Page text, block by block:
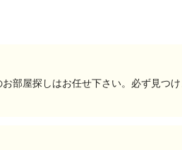
部屋探しはお任せ下さい。必ず見つ